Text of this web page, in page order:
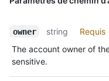
owner string
Requis
The account owner of
sensitive.